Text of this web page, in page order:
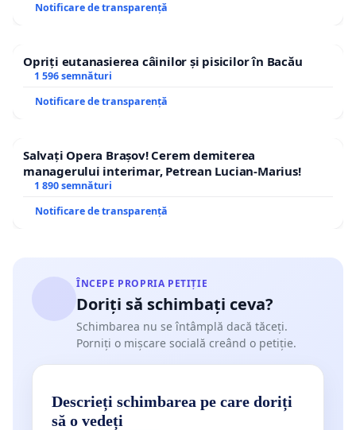
Notificare de transparență
Opriți eutanasierea câinilor și pisicilor în Bacău
1 596 semnături
Notificare de transparență
Salvați Opera Brașov! Cerem demiterea
managerului interimar, Petrean Lucian-Marius!
1 890 semnături
Notificare de transparență
ÎNCEPE PROPRIA PETIȚIE
Doriți să schimbați ceva?
Schimbarea nu se întâmplă dacă tăceți.
Porniți o mișcare socială creând o petiție.
Descrieți schimbarea pe care doriți
să o vedeți